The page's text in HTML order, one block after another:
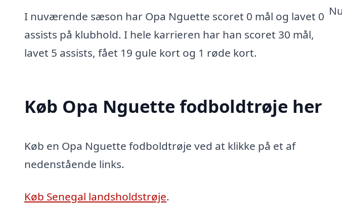
I nuværende sæson har Opa Nguette scoret 0 mål og lavet 0
assists på klubhold. I hele karrieren har han scoret 30 mål,
lavet 5 assists, fået 19 gule kort og 1 røde kort.
Køb Opa Nguette fodboldtrøje her
Køb en Opa Nguette fodboldtrøje ved at klikke på et af
nedenstående links.
Køb Senegal landsholdstrøje.